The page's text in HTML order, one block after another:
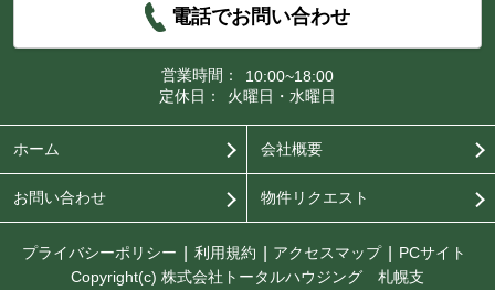
電話でお問い合わせ
営業時間：
10:00~18:00
定休日：
火曜日・水曜日
ホーム 会社概要
お問い合わせ 物件リクエスト
プライバシーポリシー 利用規約 アクセスマップ
PCサイト
Copyright(c) 株式会社トータルハウジング 札幌支